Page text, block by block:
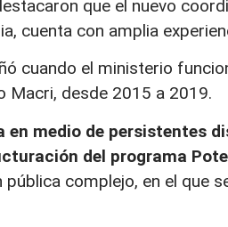
que el nuevo
cuenta con amplia
cuando el ministerio
Macri, desde 2015 a 2019.
en medio de persistentes
del programa
pública complejo, en el que